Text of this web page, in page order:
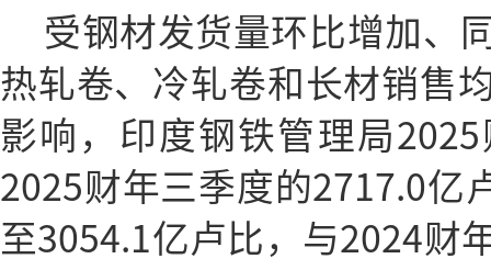
受钢材发货量环比增加、
热轧卷、冷轧卷和长材销售
影响，印度钢铁管理局
2025财年三季度的2717.0亿
至3054.1亿卢比，与2024财